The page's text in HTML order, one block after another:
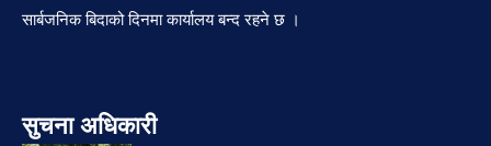
सार्बजनिक बिदाको दिनमा कार्यालय बन्द रहने छ ।
सुचना अधिकारी